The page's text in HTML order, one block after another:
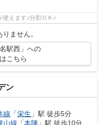
えます♪分割ＯＫ♪
ません。
駅西」への
こちら
ン
線 「栄生 」駅 徒歩5分
山線 「本陣 」駅 徒歩10分